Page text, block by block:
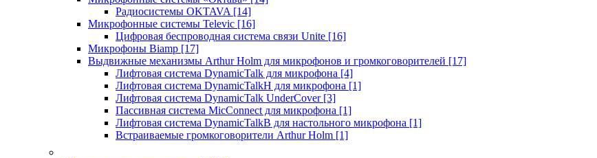
Радиосистемы OKTAVA [14]
Микрофонные системы Televic [16]
Цифровая беспроводная система связи Unite [16]
Микрофоны Biamp [17]
Выдвижные механизмы Arthur Holm для микрофонов и громкоговорителей [17]
Лифтовая система DynamicTalk для микрофона [4]
Лифтовая система DynamicTalkH для микрофона [1]
Лифтовая система DynamicTalk UnderCover [3]
Пассивная система MicConnect для микрофона [1]
Лифтовая система DynamicTalkB для настольного микрофона [1]
Встраиваемые громкоговорители Arthur Holm [1]